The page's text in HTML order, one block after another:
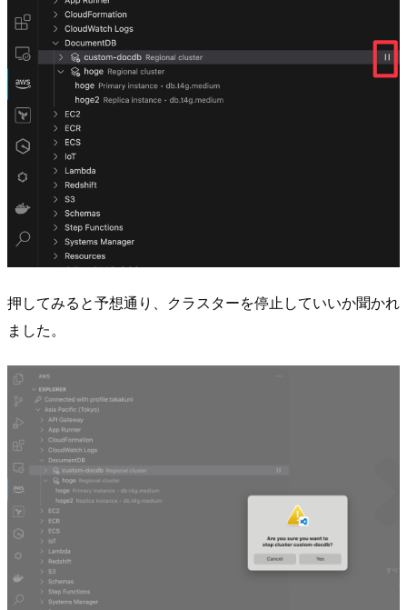
押してみると予想通り、クラスターを停止していいか聞かれ
ました。